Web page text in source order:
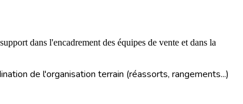
dans l'encadrement des équipes de vente et dans la
de l'organisation terrain (réassorts, rangements...)